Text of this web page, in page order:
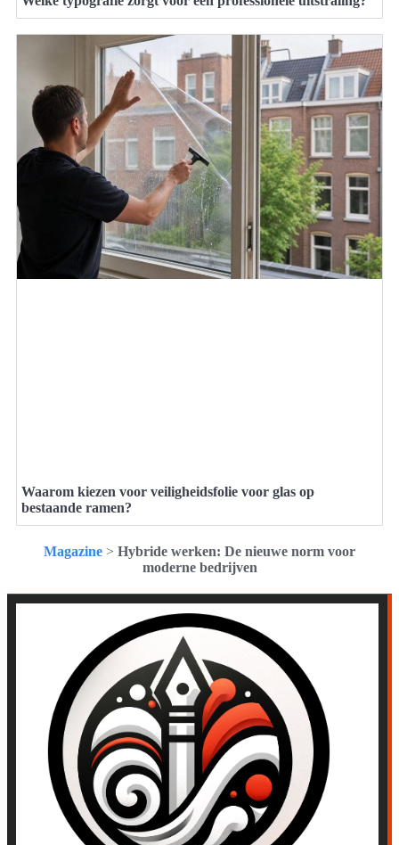
Waarom kiezen voor veiligheidsfolie voor glas op
bestaande ramen?
Magazine > Hybride werken: De nieuwe norm voor
moderne bedrijven